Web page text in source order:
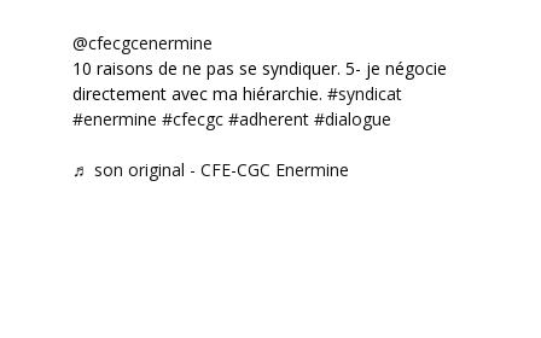
@cfecgcenermine
10 raisons de ne pas se syndiquer. 5- je négocie
directement avec ma hiérarchie. #syndicat
#enermine #cfecgc #adherent #dialogue
♬ son original - CFE-CGC Enermine